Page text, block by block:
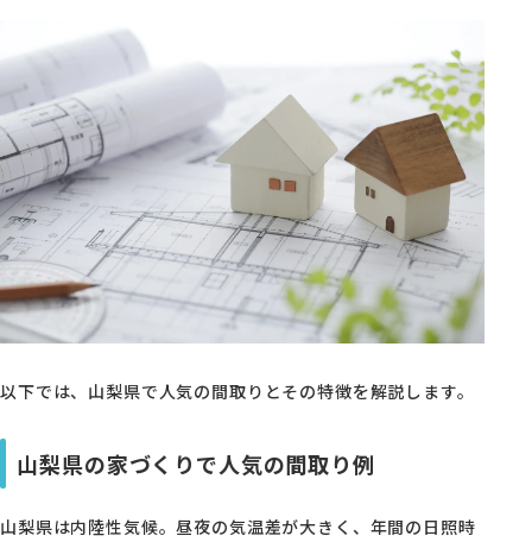
以下では、山梨県で人気の間取りとその特徴を解説します。
山梨県の家づくりで人気の間取り例
山梨県は内陸性気候。昼夜の気温差が大きく、年間の日照時